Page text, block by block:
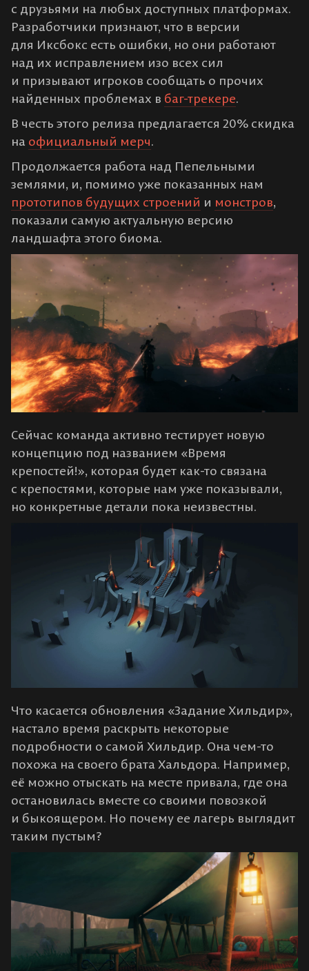
с друзьями на любых доступных платформах.
Разработчики признают, что в версии
для Иксбокс есть ошибки, но они работают
над их исправлением изо всех сил
и призывают игроков сообщать о прочих
найденных проблемах в баг-трекере.
В честь этого релиза предлагается 20% скидка
на официальный мерч.
Продолжается работа над Пепельными
землями, и, помимо уже показанных нам
прототипов будущих строений и монстров,
показали самую актуальную версию
ландшафта этого биома.
Сейчас команда активно тестирует новую
концепцию под названием «Время
крепостей!», которая будет как-то связана
с крепостями, которые нам уже показывали,
но конкретные детали пока неизвестны.
Что касается обновления «Задание Хильдир»,
настало время раскрыть некоторые
подробности о самой Хильдир. Она чем-то
похожа на своего брата Хальдора. Например,
её можно отыскать на месте привала, где она
остановилась вместе со своими повозкой
и быкоящером. Но почему ее лагерь выглядит
таким пустым?